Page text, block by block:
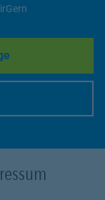
New Tab